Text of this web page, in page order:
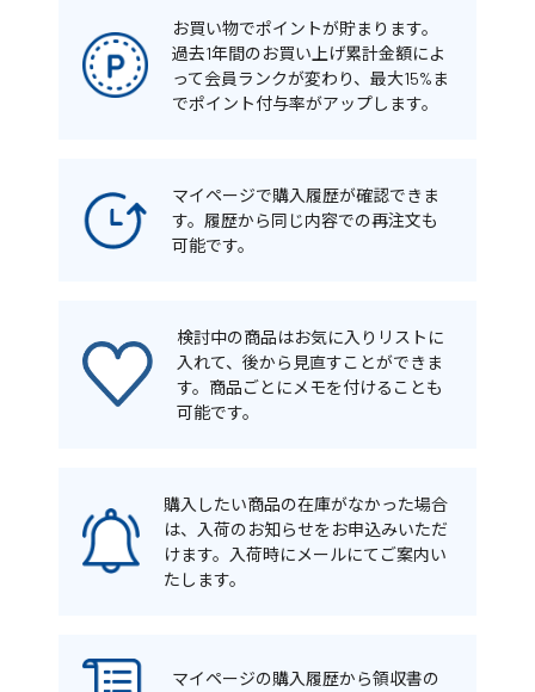
お買い物でポイントが貯まります。
過去1年間のお買い上げ累計金額によ
って会員ランクが変わり、最大15%ま
でポイント付与率がアップします。
マイページで購入履歴が確認できま
す。履歴から同じ内容での再注文も
可能です。
検討中の商品はお気に入りリストに
入れて、後から見直すことができま
す。商品ごとにメモを付けることも
可能です。
購入したい商品の在庫がなかった場合
は、入荷のお知らせをお申込みいただ
けます。入荷時にメールにてご案内い
たします。
マイページの購入履歴から領収書の